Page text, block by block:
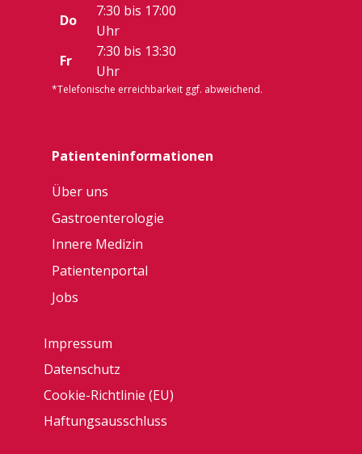
Do
7:30 bis 17:00
Uhr
Fr
7:30 bis 13:30
Uhr
*Telefonische erreichbarkeit ggf. abweichend.
Patienteninformationen
Über uns
Gastro​enterologie
Innere Medizin
Patientenportal
Jobs
Impressum
Datenschutz
Cookie-Richtlinie (EU)
Haftungsausschluss